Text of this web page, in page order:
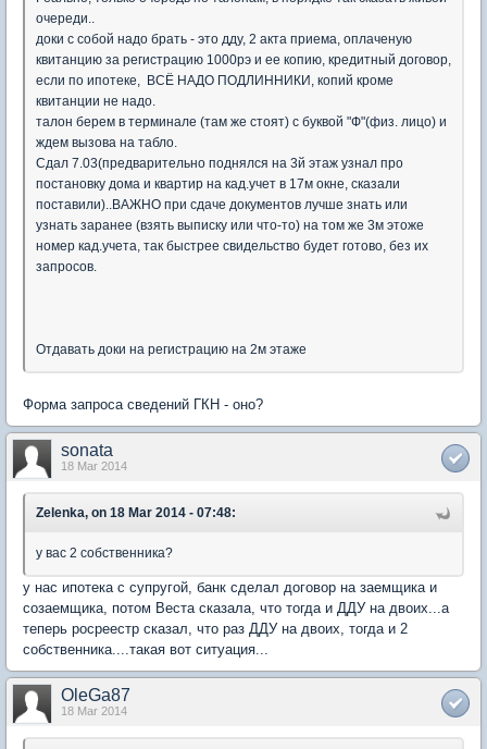
очереди..
доки с собой надо брать - это дду, 2 акта приема, оплаченую
квитанцию за регистрацию 1000рэ и ее копию, кредитный договор,
если по ипотеке, ВСЁ НАДО ПОДЛИННИКИ, копий кроме
квитанции не надо.
талон берем в терминале (там же стоят) с буквой "Ф"(физ. лицо) и
ждем вызова на табло.
Сдал 7.03(предварительно поднялся на 3й этаж узнал про
постановку дома и квартир на кад.учет в 17м окне, сказали
поставили)..ВАЖНО при сдаче документов лучше знать или
узнать заранее (взять выписку или что-то) на том же 3м этоже
номер кад.учета, так быстрее свидельство будет готово, без их
запросов.
Отдавать доки на регистрацию на 2м этаже
Форма запроса сведений ГКН - оно?
sonata
18 Mar 2014
Zelenka, on 18 Mar 2014 - 07:48:
у вас 2 собственника?
у нас ипотека с супругой, банк сделал договор на заемщика и
созаемщика, потом Веста сказала, что тогда и ДДУ на двоих...а
теперь росреестр сказал, что раз ДДУ на двоих, тогда и 2
собственника....такая вот ситуация...
OleGa87
18 Mar 2014